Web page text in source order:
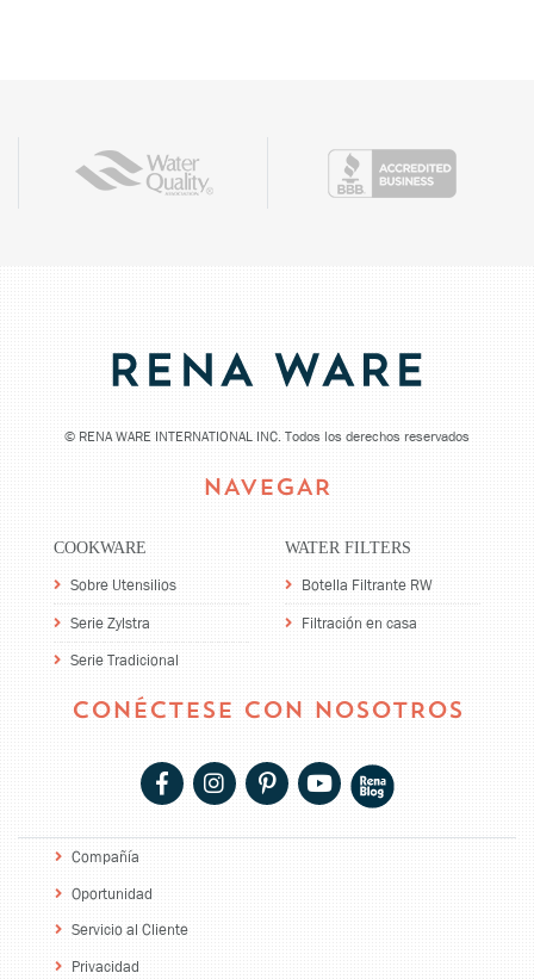
© RENA WARE INTERNATIONAL INC. Todos los derechos reservados
NAVEGAR
COOKWARE
Sobre Utensilios
Serie Zylstra
Serie Tradicional
WATER FILTERS
Botella Filtrante RW
Filtración en casa
CONÉCTESE CON NOSOTROS
Compañía
Oportunidad
Servicio al Cliente
Privacidad